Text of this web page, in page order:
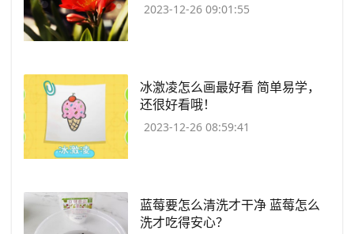
2023-12-26 09:01:55
​冰激凌怎么画最好看 简单易学，
还很好看哦！
2023-12-26 08:59:41
​蓝莓要怎么清洗才干净 蓝莓怎么
洗才吃得安心？